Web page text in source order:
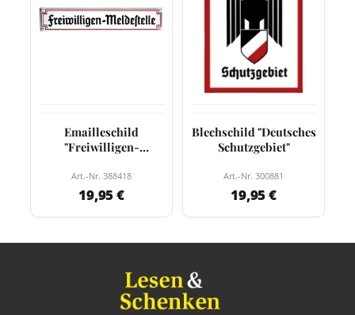
Emailleschild
"Freiwilligen-
Art.-Nr. 388418
19,95 €
Blechschild "Deutsches
Schutzgebiet"
Art.-Nr. 300881
19,95 €